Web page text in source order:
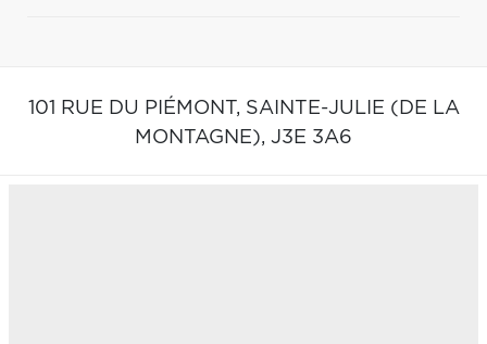
101 RUE DU PIÉMONT, SAINTE-JULIE (DE LA
MONTAGNE), J3E 3A6